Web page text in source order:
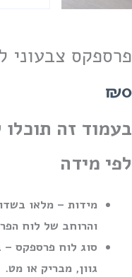
פרספקס צבעוני
₪0
בעמוד זה
לפי מידה
מידות – מלאו
והרוחב של לוח
סוג לוח פרספקס
גוון, מבריק או מט.